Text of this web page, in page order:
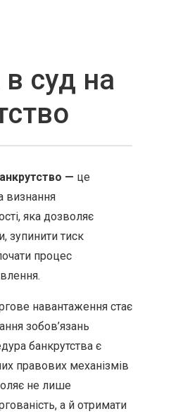
суд на
— це
визнання
яка дозволяє
зупинити тиск
процес
навантаження стає
зобов’язань
банкрутства є
правових механізмів
не лише
а й отримати